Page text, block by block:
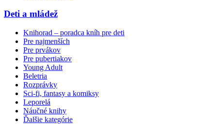
Deti a mládež
Knihorad – poradca kníh pre deti
Pre najmenších
Pre prvákov
Pre pubertiakov
Young Adult
Beletria
Rozprávky
Sci-fi, fantasy a komiksy
Leporelá
Náučné knihy
Ďalšie kategórie